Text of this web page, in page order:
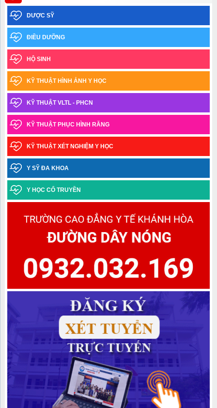
Thông báo xét tuyển thẳng trình độ cao đẳng, trung cấp năm 2026
Thông báo về việc học sinh sinh viên chưa tham gia Bảo hiểm y
tế năm học 2025-2026
Thông báo Kết quả xét tốt nghiệp và xếp loại tốt nghiệp – Đợt
tháng 03.2026
Thông báo về việc nhận giấy chứng nhận tốt nghiệp tạm thời và
bảng điểm toàn khóa_TCVB2 Khóa học 2023-2025
Thông báo thời gian tiếp nhận thí sinh trúng tuyển đợt 1 năm
2025 làm thủ tục nhập học ngành Y học cổ truyền trình độ trung cấp văn
bằng 2
truyền trình độ Trung cấp văn bằng 2
Thông báo điểm chuẩn trúng tuyển đợt 1 năm 2025 ngành Y học
cổ truyền Trình độ trung cấp văn bằng 2
Danh sách học sinh được công nhận tốt nghiệp các lớp Trung
cấp văn bằng 2 Khóa học 2022-2024, Khóa học 2023-2025
DƯỢC SỸ
ĐIỀU DƯỠNG
HỘ SINH
KỸ THUẬT HÌNH ẢNH Y HỌC
KỸ THUẬT VLTL - PHCN
KỸ THUẬT PHỤC HÌNH RĂNG
KỸ THUẬT XÉT NGHIỆM Y HỌC
Y SỸ ĐA KHOA
Y HỌC CỔ TRUYỀN